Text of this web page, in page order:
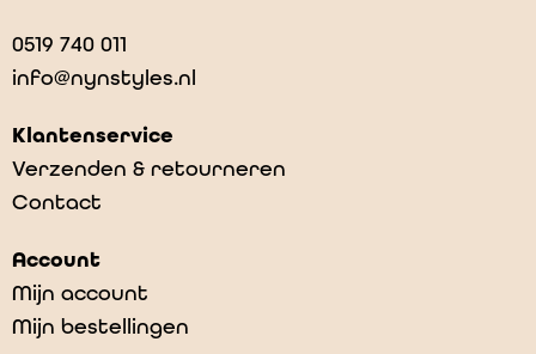
0519 740 011
info@nynstyles.nl
Klantenservice
Verzenden & retourneren
Contact
Account
Mijn account
Mijn bestellingen